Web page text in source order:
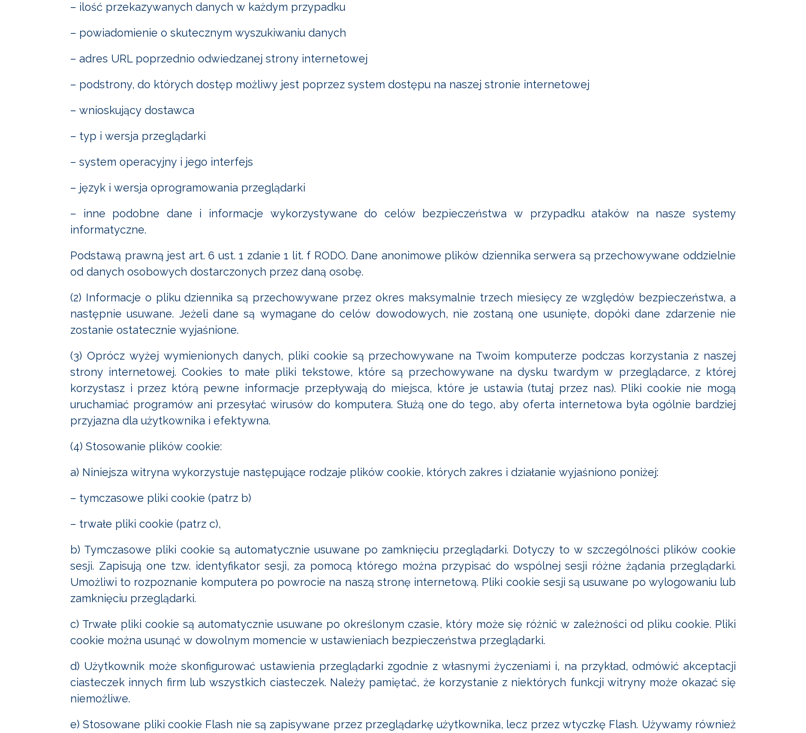
– ilość przekazywanych danych w każdym przypadku
– powiadomienie o skutecznym wyszukiwaniu danych
– adres URL poprzednio odwiedzanej strony internetowej
– podstrony, do których dostęp możliwy jest poprzez system dostępu na naszej stronie internetowej
– wnioskujący dostawca
– typ i wersja przeglądarki
– system operacyjny i jego interfejs
– język i wersja oprogramowania przeglądarki
– inne podobne dane i informacje wykorzystywane do celów bezpieczeństwa w przypadku ataków na nasze systemy
informatyczne.
Podstawą prawną jest art. 6 ust. 1 zdanie 1 lit. f RODO. Dane anonimowe plików dziennika serwera są przechowywane oddzielnie
od danych osobowych dostarczonych przez daną osobę.
(2) Informacje o pliku dziennika są przechowywane przez okres maksymalnie trzech miesięcy ze względów bezpieczeństwa, a
następnie usuwane. Jeżeli dane są wymagane do celów dowodowych, nie zostaną one usunięte, dopóki dane zdarzenie nie
zostanie ostatecznie wyjaśnione.
(3) Oprócz wyżej wymienionych danych, pliki cookie są przechowywane na Twoim komputerze podczas korzystania z naszej
strony internetowej. Cookies to małe pliki tekstowe, które są przechowywane na dysku twardym w przeglądarce, z której
korzystasz i przez którą pewne informacje przepływają do miejsca, które je ustawia (tutaj przez nas). Pliki cookie nie mogą
uruchamiać programów ani przesyłać wirusów do komputera. Służą one do tego, aby oferta internetowa była ogólnie bardziej
przyjazna dla użytkownika i efektywna.
(4) Stosowanie plików cookie:
a) Niniejsza witryna wykorzystuje następujące rodzaje plików cookie, których zakres i działanie wyjaśniono poniżej:
– tymczasowe pliki cookie (patrz b)
– trwałe pliki cookie (patrz c),
b) Tymczasowe pliki cookie są automatycznie usuwane po zamknięciu przeglądarki. Dotyczy to w szczególności plików cookie
sesji. Zapisują one tzw. identyfikator sesji, za pomocą którego można przypisać do wspólnej sesji różne żądania przeglądarki.
Umożliwi to rozpoznanie komputera po powrocie na naszą stronę internetową. Pliki cookie sesji są usuwane po wylogowaniu lub
zamknięciu przeglądarki.
c) Trwałe pliki cookie są automatycznie usuwane po określonym czasie, który może się różnić w zależności od pliku cookie. Pliki
cookie można usunąć w dowolnym momencie w ustawieniach bezpieczeństwa przeglądarki.
d) Użytkownik może skonfigurować ustawienia przeglądarki zgodnie z własnymi życzeniami i, na przykład, odmówić akceptacji
ciasteczek innych firm lub wszystkich ciasteczek. Należy pamiętać, że korzystanie z niektórych funkcji witryny może okazać się
niemożliwe.
e) Stosowane pliki cookie Flash nie są zapisywane przez przeglądarkę użytkownika, lecz przez wtyczkę Flash. Używamy również